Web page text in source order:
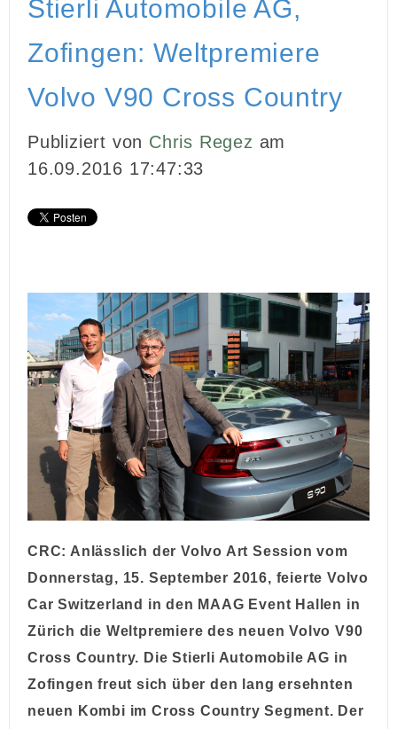
GHOSTWRITING
KONTAKT
Stierli Automobile AG,
Zofingen: Weltpremiere
Volvo V90 Cross Country
Publiziert von Chris Regez am
16.09.2016 17:47:33
CRC: Anlässlich der Volvo Art Session vom
Donnerstag, 15. September 2016, feierte Volvo
Car Switzerland in den MAAG Event Hallen in
Zürich die Weltpremiere des neuen Volvo V90
Cross Country. Die Stierli Automobile AG in
Zofingen freut sich über den lang ersehnten
neuen Kombi im Cross Country Segment. Der